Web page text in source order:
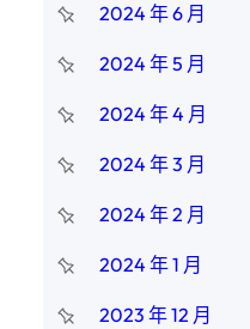
2024 年 6 月
2024 年 5 月
2024 年 4 月
2024 年 3 月
2024 年 2 月
2024 年 1 月
2023 年 12 月